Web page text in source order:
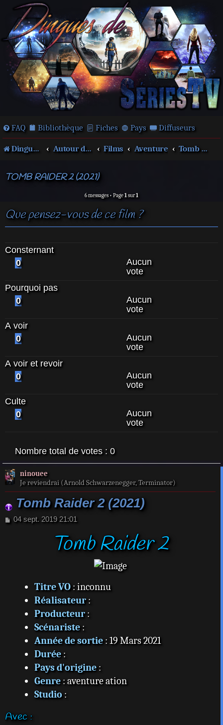
FAQ Bibliothèque Fiches Pays Diffuseurs
Dingues de séries télé ! Autour des films et séries Films Aventure Tomb Raider
TOMB RAIDER 2 (2021)
6 messages • Page1sur1
Que pensez-vous de ce film ?
Consternant
0
Aucun
vote
Pourquoi pas
0
Aucun
vote
A voir
0
Aucun
vote
A voir et revoir
0
Aucun
vote
Culte
0
Aucun
vote
Nombre total de votes : 0
ninouee
Je reviendrai (Arnold Schwarzenegger, Terminator)
Tomb Raider 2 (2021)
M
04 sept. 2019 21:01
Tomb Raider 2
Titre VO: inconnu
Réalisateur:
Producteur:
Scénariste:
Année de sortie: 19 Mars 2021
Durée:
Pays d'origine:
Genre: aventure ation
Studio:
Avec :